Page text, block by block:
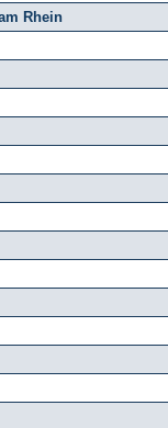
Rhein